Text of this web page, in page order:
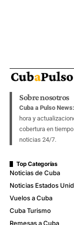
Sobre nosotros
Cuba a Pulso News:
hora y
cobertura en
noticias 24/7.
Top Categorías
Noticias de Cuba
Noticias Estados
Vuelos a Cuba
Cuba Turismo
Remesas a Cuba